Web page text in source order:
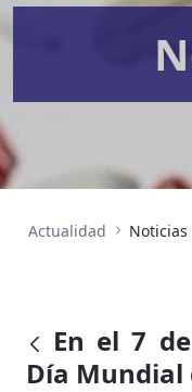
Actualidad Noticias
En el 7
Día Mundial